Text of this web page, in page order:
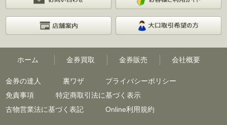
ホーム 金券買取 金券販売 会社概要
金券の達人 裏ワザ
プライバシーポリシー
免責事項
特定商取引法に基づく表示
古物営業法に基づく表記
Online利用規約